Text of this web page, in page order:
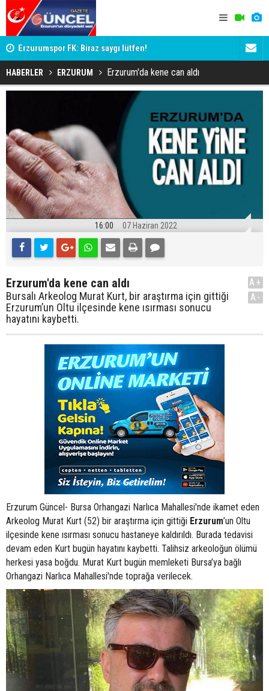
Erzurumspor FK: Biraz saygı lütfen! 'Bot
HABERLER ERZURUM Erzurum'da kene can aldı
16:00 07 Haziran 2022
Erzurum'da kene can aldı
Bursalı Arkeolog Murat Kurt, bir araştırma için gittiği
Erzurum’un Oltu ilçesinde kene ısırması sonucu
hayatını kaybetti.
A+
A-
Erzurum Güncel- Bursa Orhangazi Narlıca Mahallesi'nde ikamet eden
Arkeolog Murat Kurt (52) bir araştırma için gittiği Erzurum’un Oltu
ilçesinde kene ısırması sonucu hastaneye kaldırıldı. Burada tedavisi
devam eden Kurt bugün hayatını kaybetti. Talihsiz arkeoloğun ölümü
herkesi yasa boğdu. Murat Kurt bugün memleketi Bursa’ya bağlı
Orhangazi Narlıca Mahallesi'nde toprağa verilecek.